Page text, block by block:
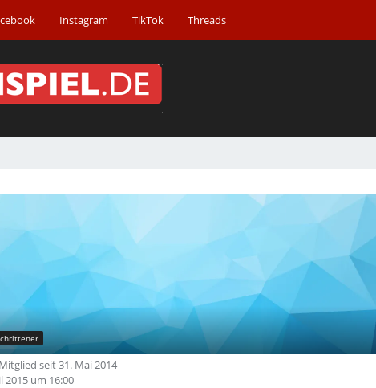
Instagram TikTok Threads
Mitglied seit 31. Mai 2014
2015 um 16:00